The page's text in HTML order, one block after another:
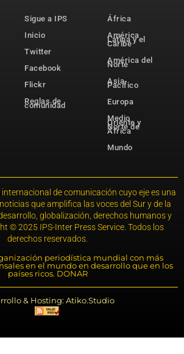
Sigue a IPS
Inicio
Twitter
Facebook
Flickr
Reglas de
comunidad
África
América
Latina y el
Caribe
América del
Norte
Asia-
Pacífico
Europa
Medio
Oriente y
Norte de
África
Mundo
de comunicación cuyo eje es una
que amplifica las voces del Sur y de la
globalización, derechos humanos y
© 2025 IPS-Inter Press Service. Todos los
derechos reservados.
periodística mundial con más
en el mundo en desarrollo que en los
países ricos. DONAR
& Hosting: Atiko.Studio